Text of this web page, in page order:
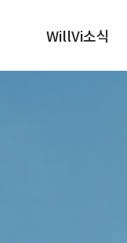
WillVi소식